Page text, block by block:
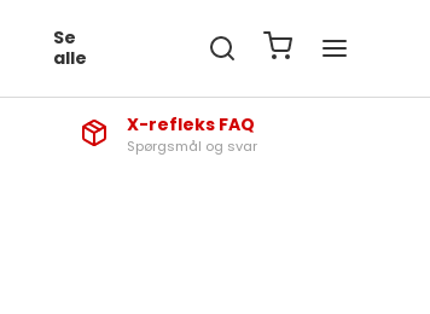
Se
alle
X-refleks FAQ
Spørgsmål og svar